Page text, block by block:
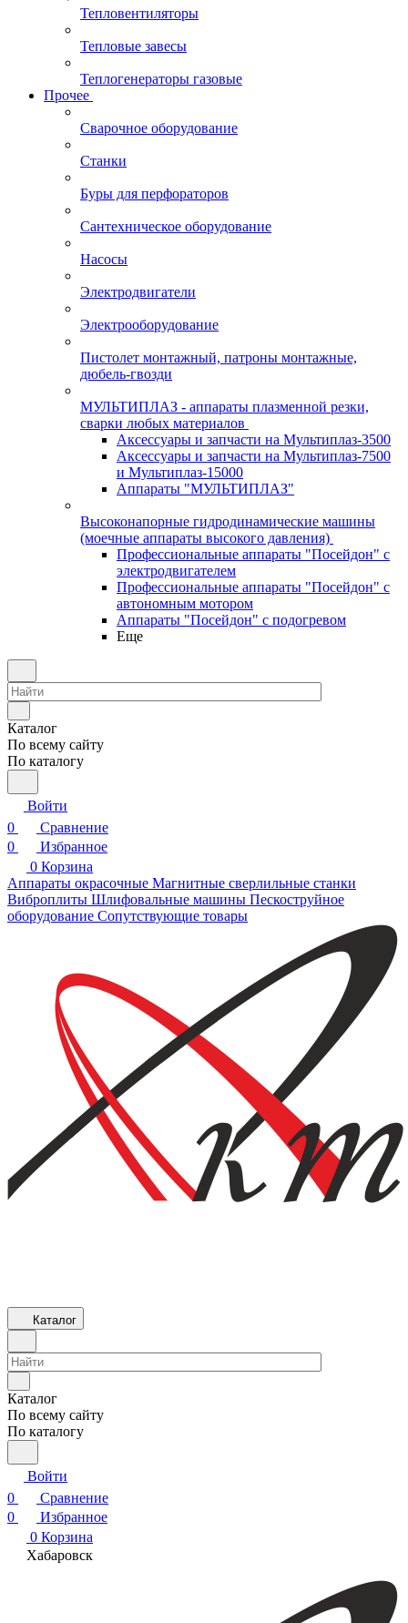
Тепловентиляторы
Тепловые завесы
Теплогенераторы газовые
Прочее
Сварочное оборудование
Станки
Буры для перфораторов
Сантехническое оборудование
Насосы
Электродвигатели
Электрооборудование
Пистолет монтажный, патроны монтажные,
дюбель-гвозди
МУЛЬТИПЛАЗ - аппараты плазменной резки,
сварки любых материалов
Аксессуары и запчасти на Мультиплаз-3500
Аксессуары и запчасти на Мультиплаз-7500
и Мультиплаз-15000
Аппараты "МУЛЬТИПЛАЗ"
Высоконапорные гидродинамические машины
(моечные аппараты высокого давления)
Профессиональные аппараты "Посейдон" с
электродвигателем
Профессиональные аппараты "Посейдон" с
автономным мотором
Аппараты "Посейдон" с подогревом
Еще
Каталог
По всему сайту
По каталогу
Войти
0
Сравнение
0
Избранное
0 Корзина
Аппараты окрасочные Магнитные сверлильные станки
Виброплиты Шлифовальные машины Пескоструйное
оборудование Сопутствующие товары
Каталог
Каталог
По всему сайту
По каталогу
Войти
0
Сравнение
0
Избранное
0 Корзина
Хабаровск